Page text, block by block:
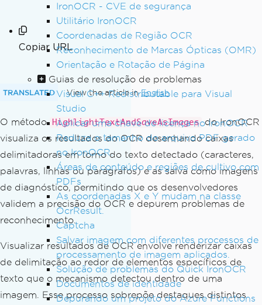
IronOCR - CVE de segurança
Utilitário IronOCR
Coordenadas de Região OCR
Reconhecimento de Marcas Ópticas (OMR)
Orientação e Rotação de Página
Guias de resolução de problemas
Visual C++ Redistributable para Visual
Studio
Aplicar uma chave de licença no IronOCR
Reduza o tamanho do arquivo PDF gerado
no IronOCR.
Áreas de conteúdo e regiões de cultivo com
PDFs
As coordenadas X e Y mudam na classe
OcrResult.
Captcha
Salvar imagem com diferentes processos de
processamento de imagem aplicados.
Solução de problemas do Quick IronOCR
Documentos de identidade
Depurando um projeto do Azure Functions
Copiar URL
TRANSLATED View the article inEnglish
O método HighlightTextAndSaveAsImages do IronOCR
visualiza os resultados do OCR desenhando caixas
delimitadoras em torno do texto detectado (caracteres,
palavras, linhas ou parágrafos) e as salva como imagens
de diagnóstico, permitindo que os desenvolvedores
validem a precisão do OCR e depurem problemas de
reconhecimento.
Visualizar resultados de OCR envolve renderizar caixas
de delimitação ao redor de elementos específicos de
texto que o mecanismo detectou dentro de uma
imagem. Esse processo sobrepõe destaques distintos